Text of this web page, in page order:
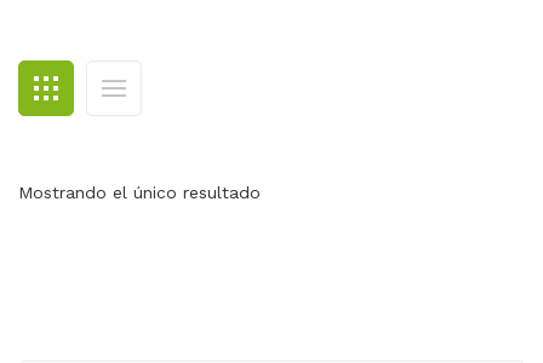
BLOG
CONTACTO
Mostrando el único resultado